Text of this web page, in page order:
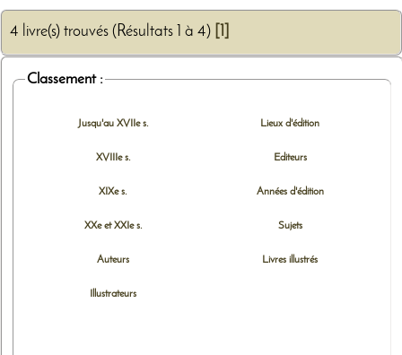
4 livre(s) trouvés (Résultats 1 à 4)
Classement :
Jusqu'au XVIIe s.
XVIIIe s.
XIXe s.
XXe et XXIe s.
Auteurs
Illustrateurs
Lieux d'édition
Editeurs
Années d'édition
Sujets
Livres illustrés